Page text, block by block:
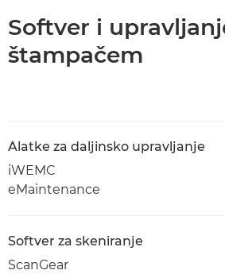
Softver i
štampačem
Alatke za daljinsko upravljanje
iWEMC
eMaintenance
Softver za skeniranje
ScanGear